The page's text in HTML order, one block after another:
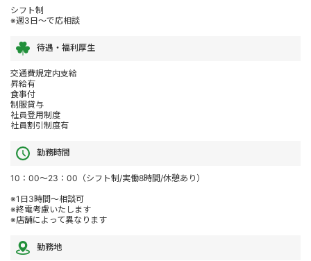
シフト制
※週3日～で応相談
待遇・福利厚生
交通費規定内支給
昇給有
食事付
制服貸与
社員登用制度
社員割引制度有
勤務時間
10：00～23：00（シフト制/実働8時間/休憩あり）
※1日3時間～相談可
※終電考慮いたします
※店舗によって異なります
勤務地